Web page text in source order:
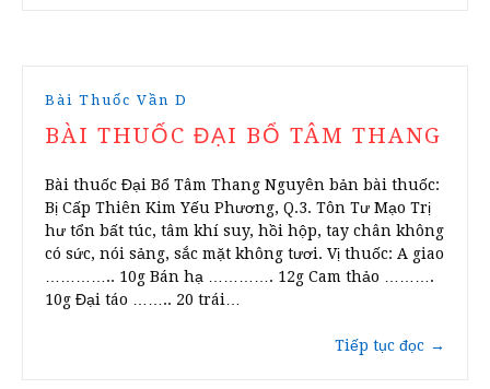
Bài Thuốc Vần D
BÀI THUỐC ĐẠI BỔ TÂM THANG
Bài thuốc Đại Bổ Tâm Thang Nguyên bản bài thuốc:
Bị Cấp Thiên Kim Yếu Phương, Q.3. Tôn Tư Mạo Trị
hư tổn bất túc, tâm khí suy, hồi hộp, tay chân không
có sức, nói sảng, sắc mặt không tươi. Vị thuốc: A giao
………….. 10g Bán hạ …………. 12g Cam thảo ……….
10g Đại táo …….. 20 trái…
Tiếp tục đọc →